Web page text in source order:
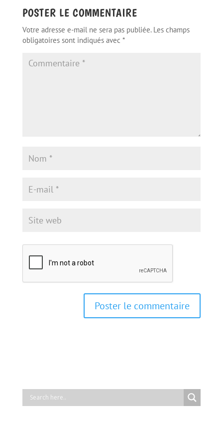
POSTER LE COMMENTAIRE
Votre adresse e-mail ne sera pas publiée. Les champs
obligatoires sont indiqués avec *